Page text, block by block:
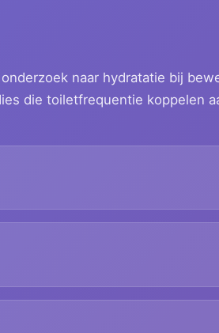
naar hydratatie bij
die toiletfrequentie koppelen